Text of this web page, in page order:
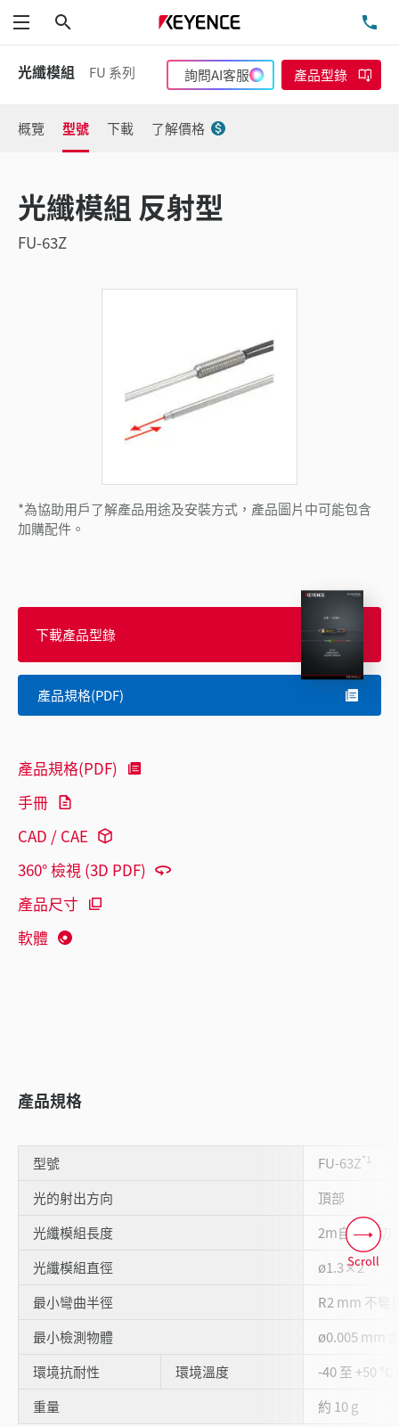
功能表
光纖模組 FU 系列 詢問AI客服 產品型錄
概覽 型號 下載 了解價格
光纖模組 反射型
FU-63Z
*為協助用戶了解產品用途及安裝方式，產品圖片中可能包含
加購配件。
下載產品型錄
產品規格(PDF)
產品規格(PDF)
手冊
CAD / CAE
360° 檢視 (3D PDF)
產品尺寸
軟體
產品規格
型號 FU-63Z*1
光的射出方向
頂部
光纖模組長度
2m自由裁切
光纖模組直徑
ø1.3×2
最小彎曲半徑
R2 mm 不彎
最小檢測物體
ø0.005 mm
環境抗耐性
環境溫度
-40 至 +50 °C
重量
約 10 g
Scroll